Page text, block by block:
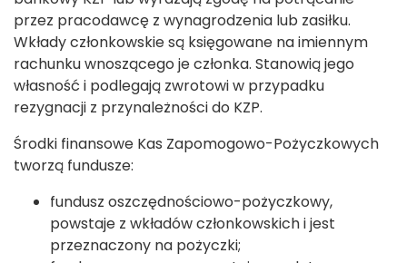
przez pracodawcę z wynagrodzenia lub zasiłku.
Wkłady członkowskie są księgowane na imiennym
rachunku wnoszącego je członka. Stanowią jego
własność i podlegają zwrotowi w przypadku
rezygnacji z przynależności do KZP.
Środki finansowe Kas Zapomogowo-Pożyczkowych
tworzą fundusze:
fundusz oszczędnościowo-pożyczkowy,
powstaje z wkładów członkowskich i jest
przeznaczony na pożyczki;